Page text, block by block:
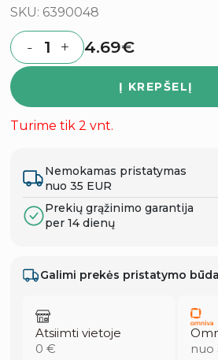
SKU: 6390048
Quantity
- + 4.69€
Į KREPŠELĮ
Turime tik 2 vnt.
Nemokamas pristatymas
nuo 35 EUR
Prekių grąžinimo garantija
per 14 dienų
Galimi prekės pristatymo
Atsiimti vietoje
0 €
nuo